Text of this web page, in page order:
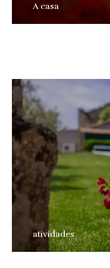
A casa
atividades